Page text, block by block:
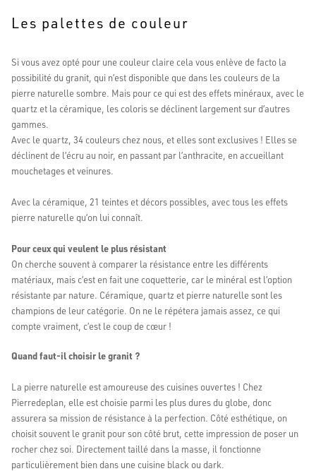
Les palettes de couleur
Si vous avez opté pour une couleur claire cela vous enlève de facto la
possibilité du granit, qui n’est disponible que dans les couleurs de la
pierre naturelle sombre. Mais pour ce qui est des effets minéraux, avec le
quartz et la céramique, les coloris se déclinent largement sur d’autres
gammes.
Avec le quartz, 34 couleurs chez nous, et elles sont exclusives ! Elles se
déclinent de l’écru au noir, en passant par l’anthracite, en accueillant
mouchetages et veinures.
Avec la céramique, 21 teintes et décors possibles, avec tous les effets
pierre naturelle qu’on lui connaît.
Pour ceux qui veulent le plus résistant
On cherche souvent à comparer la résistance entre les différents
matériaux, mais c’est en fait une coquetterie, car le minéral est l’option
résistante par nature. Céramique, quartz et pierre naturelle sont les
champions de leur catégorie. On ne le répétera jamais assez, ce qui
compte vraiment, c’est le coup de cœur !
Quand faut-il choisir le granit ?
La pierre naturelle est amoureuse des cuisines ouvertes ! Chez
Pierredeplan, elle est choisie parmi les plus dures du globe, donc
assurera sa mission de résistance à la perfection. Côté esthétique, on
choisit souvent le granit pour son côté brut, cette impression de poser un
rocher chez soi. Directement taillé dans la masse, il fonctionne
particulièrement bien dans une cuisine black ou dark.
4.6
Basé sur 138 avis